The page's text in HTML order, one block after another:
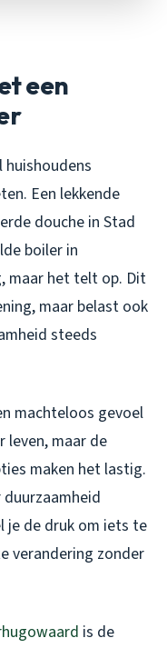
een
huishoudens
Een lekkende
douche in Stad
boiler in
maar het telt op. Dit
maar belast ook
steeds
machteloos gevoel
leven, maar de
maken het lastig.
je de druk om iets te
verandering zonder
is de